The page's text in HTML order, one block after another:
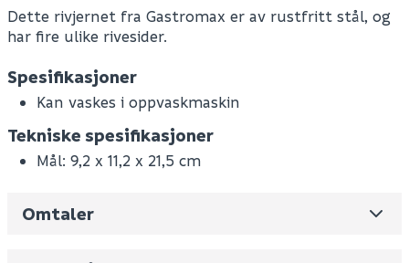
Dette rivjernet fra Gastromax er av rustfritt stål, og
har fire ulike rivesider.
Spesifikasjoner
Kan vaskes i oppvaskmaskin
Tekniske spesifikasjoner
Mål: 9,2 x 11,2 x 21,5 cm
Omtaler
Leverandørens varenummer 725 1950